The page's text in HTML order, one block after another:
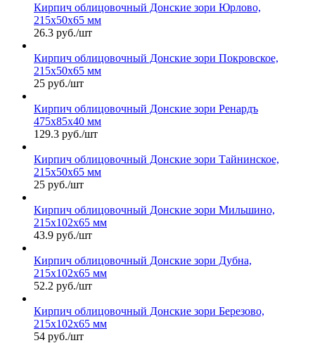
Кирпич облицовочный Донские зори Юрлово,
215х50х65 мм
26.3 руб./шт
Кирпич облицовочный Донские зори Покровское,
215х50х65 мм
25 руб./шт
Кирпич облицовочный Донские зори Ренардъ
475х85х40 мм
129.3 руб./шт
Кирпич облицовочный Донские зори Тайнинское,
215х50х65 мм
25 руб./шт
Кирпич облицовочный Донские зори Мильшино,
215х102х65 мм
43.9 руб./шт
Кирпич облицовочный Донские зори Дубна,
215х102х65 мм
52.2 руб./шт
Кирпич облицовочный Донские зори Березово,
215х102х65 мм
54 руб./шт